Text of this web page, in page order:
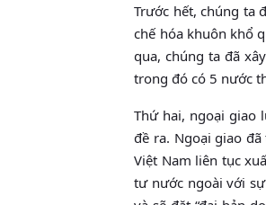
Trước hết, chúng ta
chế hóa khuôn khổ
qua, chúng ta đã
trong đó có 5 nước
Thứ hai, ngoại giao
đề ra. Ngoại giao
Việt Nam liên tục
tư nước ngoài với